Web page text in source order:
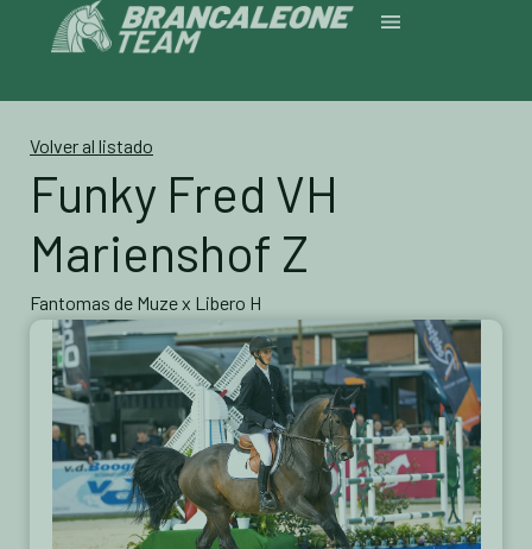
Volver al listado
Funky Fred VH
Marienshof Z
Fantomas de Muze x Libero H